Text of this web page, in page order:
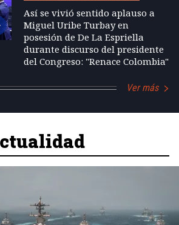
Así se vivió sentido aplauso a
Miguel Uribe Turbay en
posesión de De La Espriella
durante discurso del presidente
del Congreso: "Renace Colombia"
Ver más